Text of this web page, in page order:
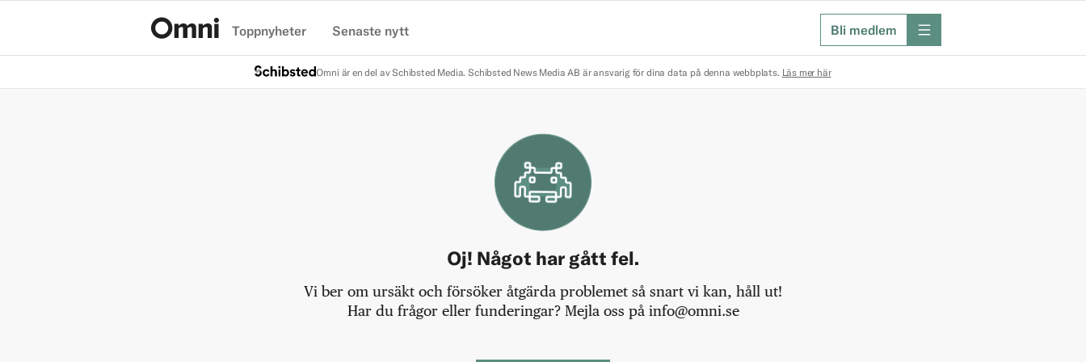
Toppnyheter Senaste nytt Bli medlem meny
Omni är en del av Schibsted Media. Schibsted News Media AB är ansvarig för dina data på denna webbplats. Läs mer här
Oj! Något har gått fel.
Vi ber om ursäkt och försöker åtgärda problemet så snart vi kan, håll ut!
Har du frågor eller funderingar? Mejla oss på info@omni.se